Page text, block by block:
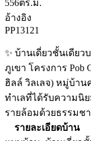
556ตร.ม.
อ้างอิง
PP13121
✨ บ้านเดี่ยวชั้นเดีย
ภูเขา โครงการ Pob
ฮิลล์ วิลเลจ) หมู่บ้า
ทำเลที่ได้รับความนิ
รายล้อมด้วยธรรมช
รายละเอียดบ้าน